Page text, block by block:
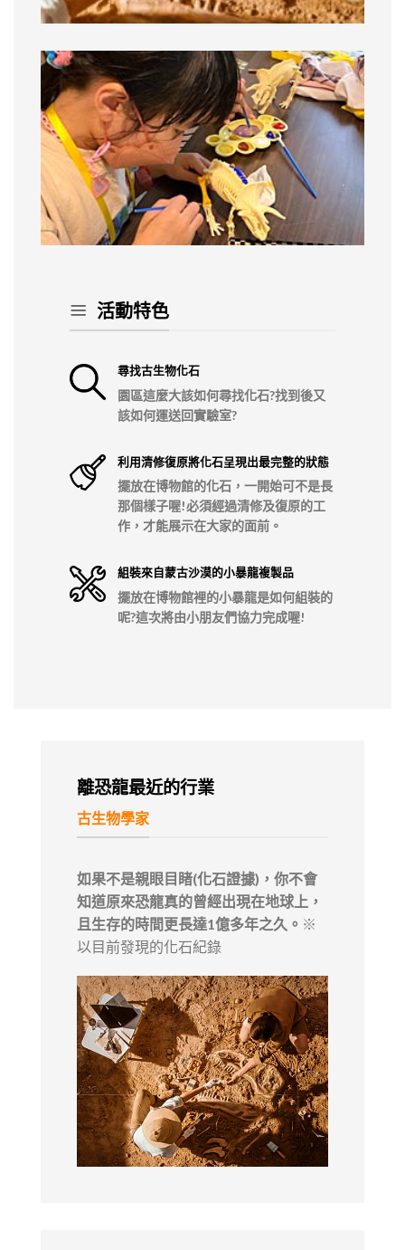
活動特色
尋找古生物化石
園區這麼大該如何尋找化石?找到後又
該如何運送回實驗室?
利用清修復原將化石呈現出最完整的狀態
擺放在博物館的化石，一開始可不是長
那個樣子喔!必須經過清修及復原的工
作，才能展示在大家的面前。
組裝來自蒙古沙漠的小暴龍複製品
擺放在博物館裡的小暴龍是如何組裝的
呢?這次將由小朋友們協力完成喔!
離恐龍最近的行業
古生物學家
如果不是親眼目睹(化石證據)，你不會
知道原來恐龍真的曾經出現在地球上，
且生存的時間更長達1億多年之久。 ※
以目前發現的化石紀錄